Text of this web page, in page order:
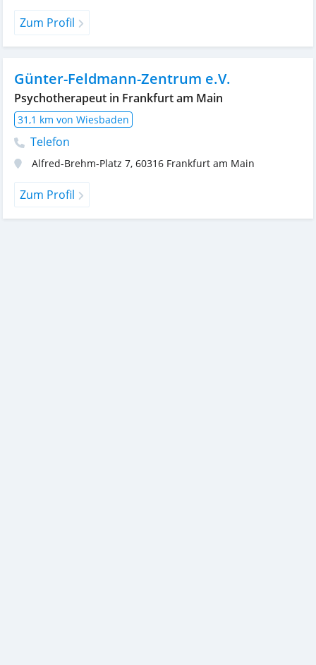
Zum Profil
Günter-Feldmann-Zentrum e.V.
Psychotherapeut in Frankfurt am Main
31,1 km von Wiesbaden
Telefon
Alfred-Brehm-Platz 7, 60316 Frankfurt am Main
Zum Profil